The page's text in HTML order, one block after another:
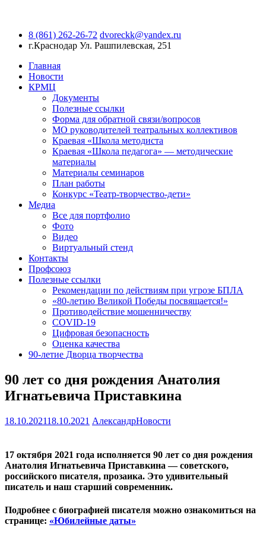
8 (861) 262-26-72 dvoreckk@yandex.ru
г.Краснодар Ул. Рашпилевская, 251
Главная
Новости
КРМЦ
Документы
Полезные ссылки
Форма для обратной связи/вопросов
МО руководителей театральных коллективов
Краевая «Школа методиста
Краевая «Школа педагога» — методические
материалы
Материалы семинаров
План работы
Конкурс «Театр-творчество-дети»
Медиа
Все для портфолио
Фото
Видео
Виртуальный стенд
Контакты
Профсоюз
Полезные ссылки
Рекомендации по действиям при угрозе БПЛА
«80-летию Великой Победы посвящается!»
Противодействие мошенничеству
COVID-19
Цифровая безопасность
Оценка качества
90-летие Дворца творчества
90 лет со дня рождения Анатолия
Игнатьевича Приставкина
18.10.202118.10.2021 АлександрНовости
17 октября 2021 года исполняется 90 лет со дня рождения
Анатолия Игнатьевича Приставкина — советского,
российского писателя, прозаика. Это удивительный
писатель и наш старший современник.
Подробнее с биографией писателя можно ознакомиться на
странице: «Юбилейные даты»